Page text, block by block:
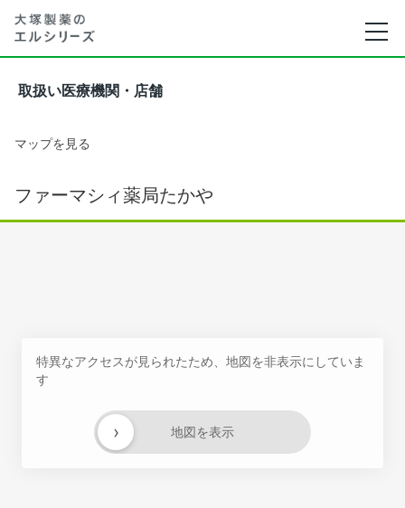
取扱い医療機関・店舗
マップを見る
ファーマシィ薬局たかや
特異なアクセスが見られたため、地図を非表示にしていま
す
地図を表示
›